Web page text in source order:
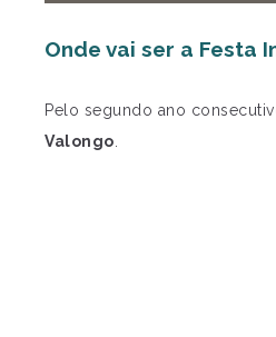
Onde vai ser a Festa
Pelo segundo ano
Valongo